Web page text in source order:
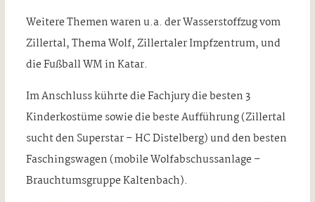
Weitere Themen waren u.a. der Wasserstoffzug vom
Zillertal, Thema Wolf, Zillertaler Impfzentrum, und
die Fußball WM in Katar.
Im Anschluss kührte die Fachjury die besten 3
Kinderkostüme sowie die beste Aufführung (Zillertal
sucht den Superstar – HC Distelberg) und den besten
Faschingswagen (mobile Wolfabschussanlage –
Brauchtumsgruppe Kaltenbach).